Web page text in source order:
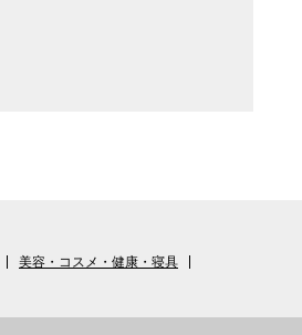
美容・コスメ・健康・寝具